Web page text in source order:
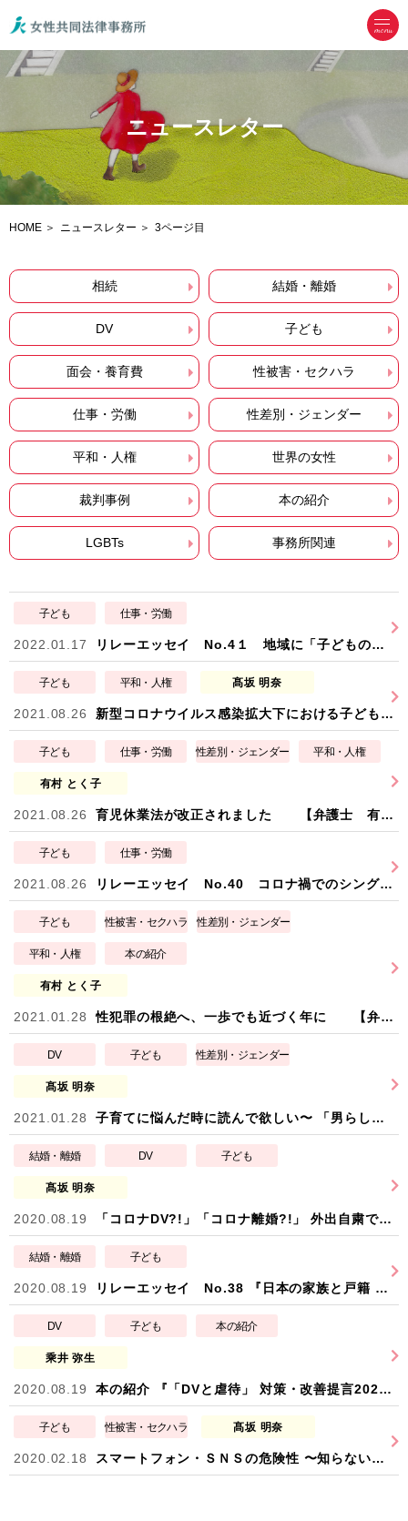
menu
ニュースレター
HOME ニュースレター 3ページ目
相続 結婚・離婚
DV 子ども
面会・養育費 性被害・セクハラ
仕事・労働 性差別・ジェンダー
平和・人権 世界の女性
裁判事例 本の紹介
LGBTs 事務所関連
子ども 仕事・労働
2022.01.17 リレーエッセイ No.4１ 地域に「子どもの権利」を守る居場所づくり 認定NPO法人 こどもの里理事長 荘保 共子（しょうほ・ともこ）
子ども 平和・人権 髙坂 明奈
2021.08.26 新型コロナウイルス感染拡大下における子どもの権利保障～大阪市長のオンライン授業発言から考える～ 【弁護士 髙坂明奈】
子ども 仕事・労働 性差別・ジェンダー 平和・人権
有村 とく子
2021.08.26 育児休業法が改正されました 【弁護士 有村とく子】
子ども 仕事・労働
2021.08.26 リレーエッセイ No.40 コロナ禍でのシングルマザー －しんぐるまざあず・ふぉーらむ・関西理事長 山口絹子－
子ども 性被害・セクハラ 性差別・ジェンダー
平和・人権 本の紹介
有村 とく子
2021.01.28 性犯罪の根絶へ、一歩でも近づく年に 【弁護士 有村とく子】
DV 子ども 性差別・ジェンダー
髙坂 明奈
2021.01.28 子育てに悩んだ時に読んで欲しい〜 「男らしさ」から自由になるためのレッスン 【弁護士 髙坂明奈】
結婚・離婚 DV 子ども
髙坂 明奈
2020.08.19 「コロナDV?!」「コロナ離婚?!」 外出自粛でストレスのはけ口が女性や子どもに 【弁護士 髙坂明奈】
結婚・離婚 子ども
2020.08.19 リレーエッセイ No.38 『日本の家族と戸籍 ――なぜ「夫婦と未婚の子」単位なのか』 －放送大学教養学部 教授 下夷 美幸－
DV 子ども 本の紹介
乘井 弥生
2020.08.19 本の紹介 『「DVと虐待」 対策・改善提言2020』 【弁護士 乘井弥生】
子ども 性被害・セクハラ 髙坂 明奈
2020.02.18 スマートフォン・ＳＮＳの危険性 〜知らないうちに子どもが危険にさらされている 【弁護士 髙坂明奈】